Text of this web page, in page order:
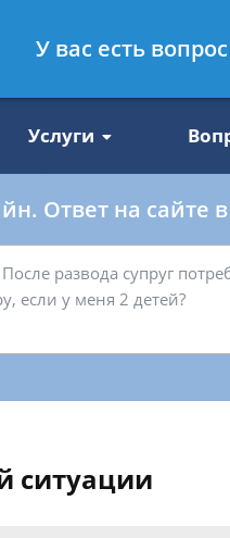
27-47
Услуги
Ответ на сайте
ситуации
У вас есть